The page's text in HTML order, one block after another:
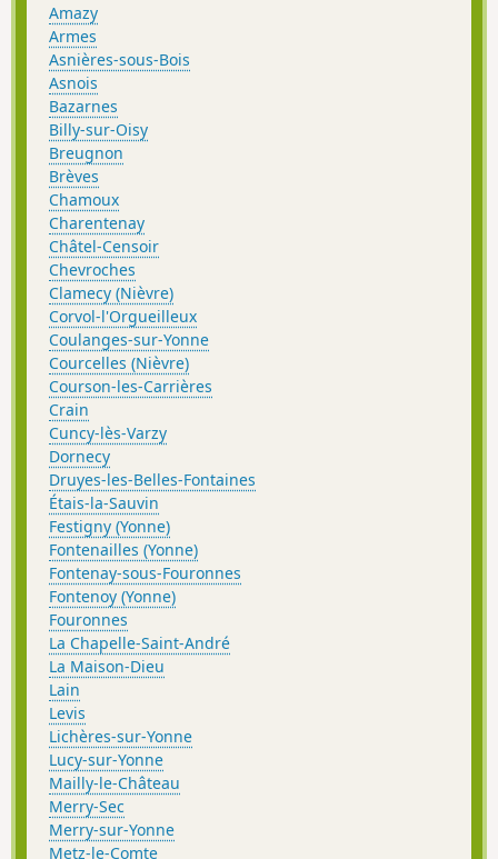
Amazy
Armes
Asnières-sous-Bois
Asnois
Bazarnes
Billy-sur-Oisy
Breugnon
Brèves
Chamoux
Charentenay
Châtel-Censoir
Chevroches
Clamecy (Nièvre)
Corvol-l'Orgueilleux
Coulanges-sur-Yonne
Courcelles (Nièvre)
Courson-les-Carrières
Crain
Cuncy-lès-Varzy
Dornecy
Druyes-les-Belles-Fontaines
Étais-la-Sauvin
Festigny (Yonne)
Fontenailles (Yonne)
Fontenay-sous-Fouronnes
Fontenoy (Yonne)
Fouronnes
La Chapelle-Saint-André
La Maison-Dieu
Lain
Levis
Lichères-sur-Yonne
Lucy-sur-Yonne
Mailly-le-Château
Merry-Sec
Merry-sur-Yonne
Metz-le-Comte